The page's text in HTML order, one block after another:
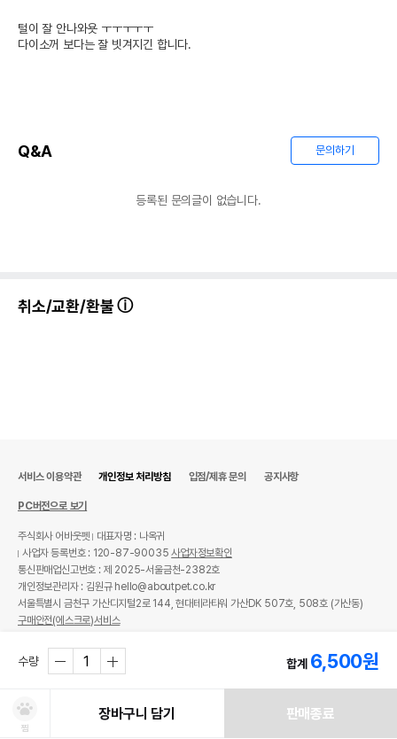
털이 잘 안나와욧 ㅜㅜㅜㅜㅜ
다이소꺼 보다는 잘 빗겨지긴 합니다.
Q&A 문의하기
등록된 문의글이 없습니다.
취소/교환/환불
수량 합계 6,500원
찜
장바구니 담기 판매종료
서비스 이용약관 개인정보 처리방침 입점/제휴 문의 공지사항
PC버전으로 보기
주식회사 어바웃펫
대표자명 : 나옥귀
사업자 등록번호 : 120-87-90035사업자정보확인
통신판매업신고번호 : 제 2025-서울금천-2382호
개인정보관리자 : 김원규 hello@aboutpet.co.kr
서울특별시 금천구 가산디지털2로 144, 현대테라타워 가산DK 507호, 508호 (가산동)
구매안전(에스크로)서비스